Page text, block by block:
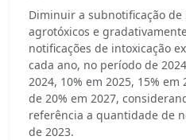
Diminuir a subnotificação
agrotóxicos e
notificações de intoxicação
cada ano, no período de
2024, 10% em 2025, 15%
de 20% em 2027,
referência a quantidade de
de 2023.